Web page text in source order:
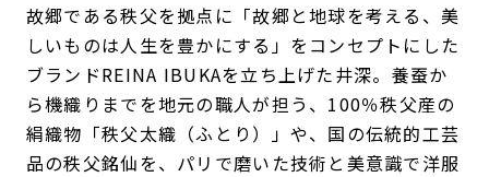
故郷である秩父を拠点に「故郷と地球を考える、美
しいものは人生を豊かにする」をコンセプトにした
ブランドREINA IBUKAを立ち上げた井深。養蚕か
ら機織りまでを地元の職人が担う、100％秩父産の
絹織物「秩父太織（ふとり）」や、国の伝統的工芸
品の秩父銘仙を、パリで磨いた技術と美意識で洋服